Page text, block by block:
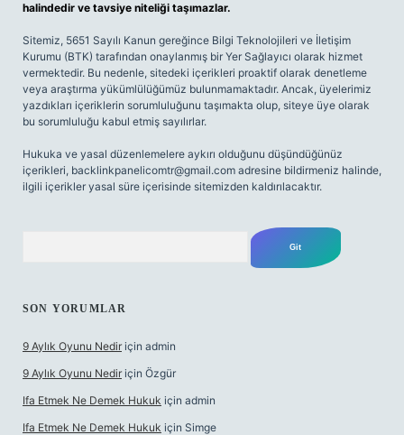
halindedir ve tavsiye niteliği taşımazlar.
Sitemiz, 5651 Sayılı Kanun gereğince Bilgi Teknolojileri ve İletişim
Kurumu (BTK) tarafından onaylanmış bir Yer Sağlayıcı olarak hizmet
vermektedir. Bu nedenle, sitedeki içerikleri proaktif olarak denetleme
veya araştırma yükümlülüğümüz bulunmamaktadır. Ancak, üyelerimiz
yazdıkları içeriklerin sorumluluğunu taşımakta olup, siteye üye olarak
bu sorumluluğu kabul etmiş sayılırlar.
Hukuka ve yasal düzenlemelere aykırı olduğunu düşündüğünüz
içerikleri, backlinkpanelicomtr@gmail.com adresine bildirmeniz halinde,
ilgili içerikler yasal süre içerisinde sitemizden kaldırılacaktır.
SON YORUMLAR
9 Aylık Oyunu Nedir için admin
9 Aylık Oyunu Nedir için Özgür
Ifa Etmek Ne Demek Hukuk için admin
Ifa Etmek Ne Demek Hukuk için Simge